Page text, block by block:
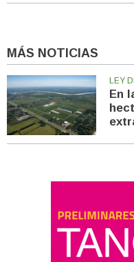
MÁS NOTICIAS
LEY
En